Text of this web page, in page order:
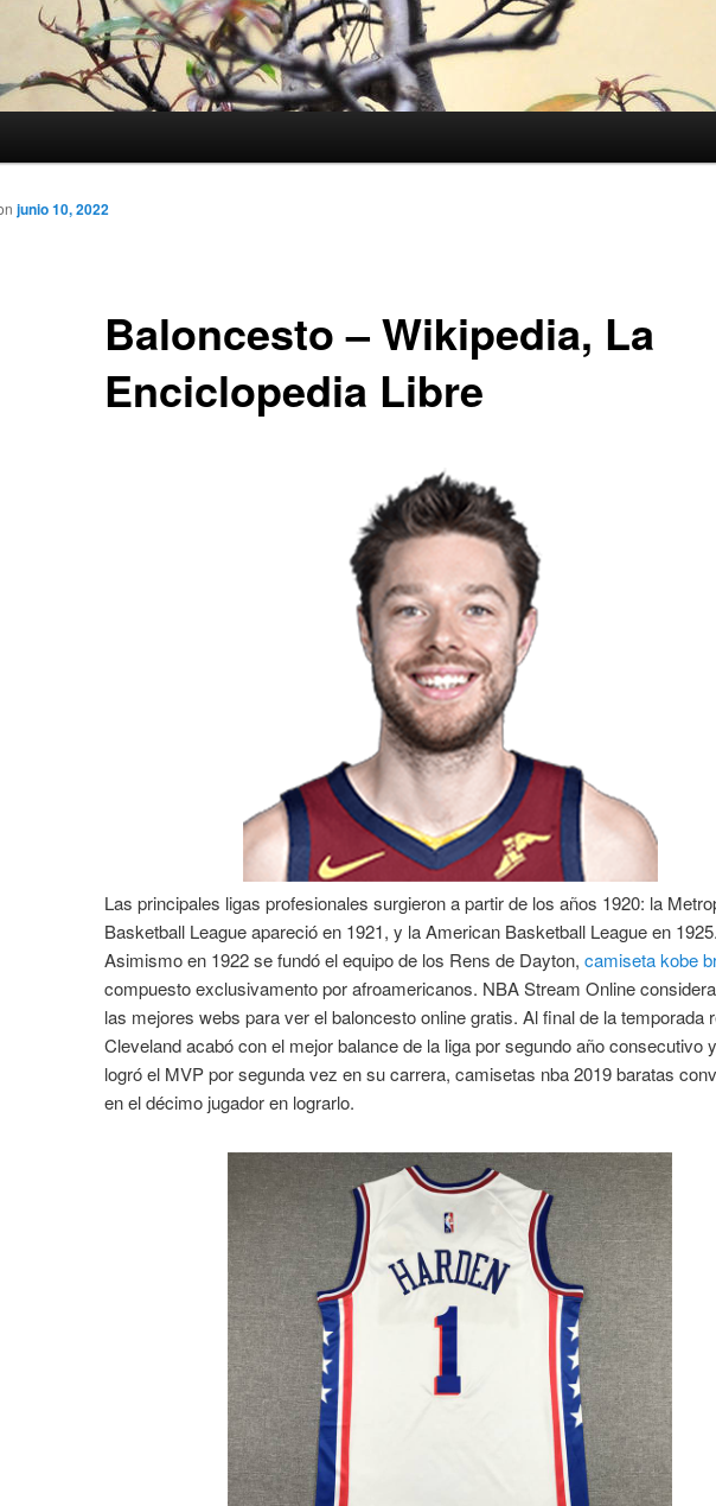
Baloncesto – Wikipedia, La
Enciclopedia Libre
junio 10, 2022
Las principales ligas profesionales surgieron a partir de los años 1920: la
Basketball League apareció en 1921, y la American Basketball League en 1925.
Asimismo en 1922 se fundó el equipo de los Rens de Dayton, camiseta kobe
compuesto exclusivamento por afroamericanos. NBA Stream Online
las mejores webs para ver el baloncesto online gratis. Al final de la temporada
Cleveland acabó con el mejor balance de la liga por segundo año consecutivo
logró el MVP por segunda vez en su carrera, camisetas nba 2019 baratas
en el décimo jugador en lograrlo.